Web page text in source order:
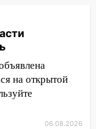
в
14
сбил 18-
на открытой
06.08.2026